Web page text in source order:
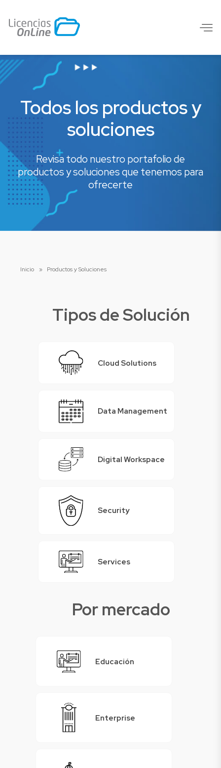
Todos los productos y
soluciones
Revisa todo nuestro portafolio de
productos y soluciones que tenemos para
ofrecerte
Inicio » Productos y Soluciones
Tipos de Solución
Cloud Solutions
Data Management
Digital Workspace
Security
Services
Por mercado
Educación
Enterprise